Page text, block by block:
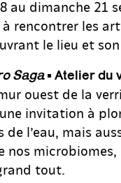
au dimanche 21
rencontrer les
le lieu et
Saga• Atelier du
ouest de la
invitation à
de l’eau, mais
nos
tout.